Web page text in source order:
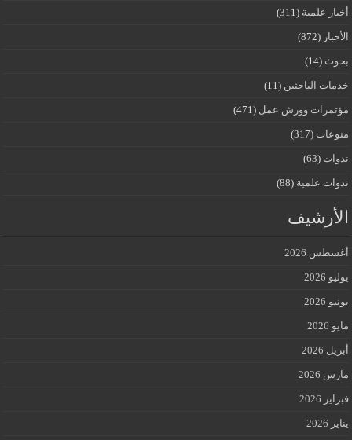
أخبار علمية (311)
الأخبار (872)
بحوث (14)
خدمات الباحثين (11)
مؤتمرات وورش عمل (471)
منوعات (317)
ندوات (63)
ندوات علمية (88)
الأرشيف
أغسطس 2026
يوليو 2026
يونيو 2026
مايو 2026
أبريل 2026
مارس 2026
فبراير 2026
يناير 2026